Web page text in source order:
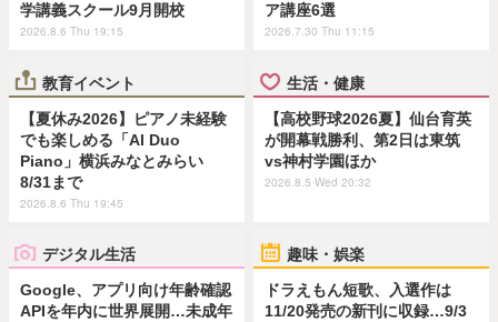
学講義スクール9月開校
2026.8.6 Thu 19:15
ア講座6選
2026.7.30 Thu 11:15
教育イベント
【夏休み2026】ピアノ未経験
でも楽しめる「AI Duo
Piano」横浜みなとみらい
8/31まで
2026.8.6 Thu 19:45
生活・健康
【高校野球2026夏】仙台育英
が開幕戦勝利、第2日は東筑
vs神村学園ほか
2026.8.5 Wed 20:32
デジタル生活
Google、アプリ向け年齢確認
APIを年内に世界展開…未成年
趣味・娯楽
ドラえもん短歌、入選作は
11/20発売の新刊に収録…9/3